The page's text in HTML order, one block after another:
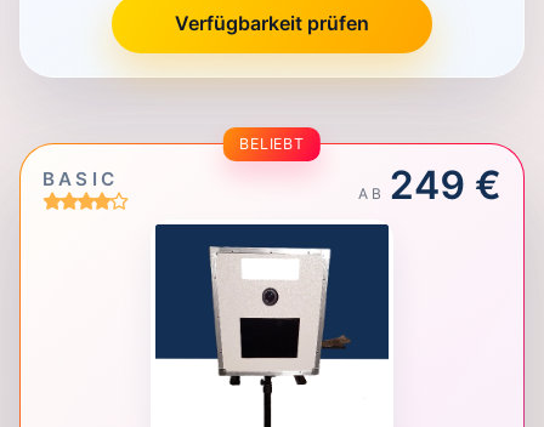
Verfügbarkeit prüfen
BELIEBT
BASIC
AB 249 €